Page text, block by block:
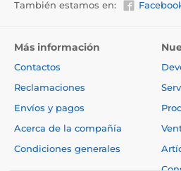
También estamos en:
Más información
Contactos
Reclamaciones
Envíos y pagos
Acerca de la compañía
Condiciones generales